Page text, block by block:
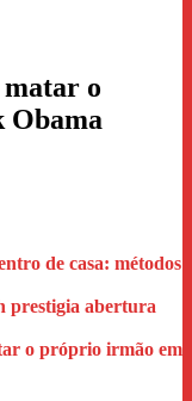
matar o
Obama
de casa: métodos
prestigia abertura
o próprio irmão em